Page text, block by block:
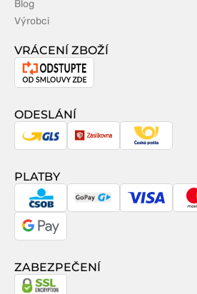
Blog
Výrobci
VRÁCENÍ ZBOŽÍ
Odstoupení
smlouvy
ODESLÁNÍ
GLS ZásilkovnaČeská
PLATBY
CSOB GoPay Visa
Google
ZABEZPEČENÍ